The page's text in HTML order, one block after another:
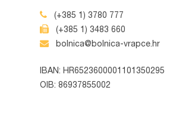
(+385 1) 3780 777
(+385 1) 3483 660
bolnica@bolnica-vrapce.hr
IBAN: HR6523600001101350295
OIB: 86937855002